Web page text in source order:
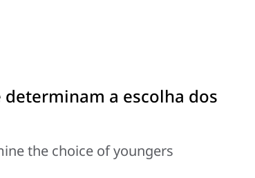
a escolha dos
the choice of youngers